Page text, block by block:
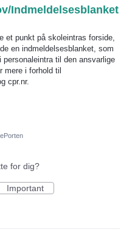
Indmeldelsesblanket
et punkt på skoleintras forside,
en indmeldelsesblanket, som
til den ansvarlige
mere i forhold til
cpr.nr.
for dig?
Important